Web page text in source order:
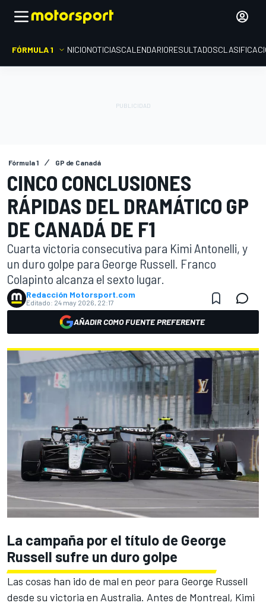
FÓRMULA 1 INICIONOTICIASCALENDARIORESULTADOS
Fórmula 1 GP de Canadá
CINCO CONCLUSIONES
RÁPIDAS DEL DRAMÁTICO GP
DE CANADÁ DE F1
Cuarta victoria consecutiva para Kimi Antonelli, y
un duro golpe para George Russell. Franco
Colapinto alcanza el sexto lugar.
Redacción Motorsport.com
Editado: 24 may 2026, 22:17
AÑADIR COMO FUENTE PREFERENTE
La campaña por el título de George
Russell sufre un duro golpe
Las cosas han ido de mal en peor para George Russell
desde su victoria en Australia. Antes de Montreal, Kimi